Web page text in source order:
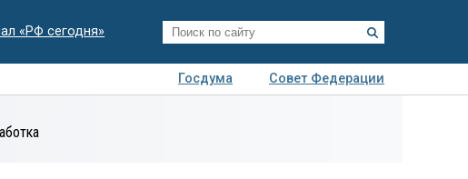
«РФ сегодня»
Госдума
Совет Федерации
экспертиза